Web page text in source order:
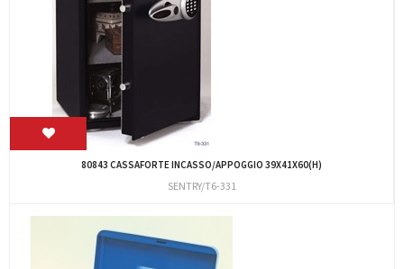
80843 CASSAFORTE INCASSO/APPOGGIO 39X41X60(H)
SENTRY/T6-331